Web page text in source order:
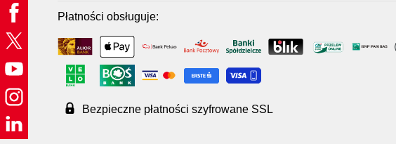
Płatności obsługuje:
Bezpieczne płatności szyfrowane SSL